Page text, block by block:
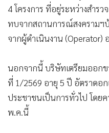
4 โครงการ ที่อยู่ระหว่างสำร
ทบจากสถานการณ์สงครามฯ
จากผู้ดำเนินงาน (Operator)
นอกจากนี้ บริษัทเตรียมออก
ที่ 1/2569 อายุ 5 ปี อัตราดอ
ประชาชนเป็นการทั่วไป โดย
พ.ค.นี้